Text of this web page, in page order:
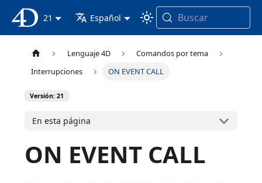
Documentación 4D
21 Español Buscar
Lenguaje 4D
Comandos por tema
Interrupciones
ON EVENT CALL
Versión: 21
En esta página
ON EVENT CALL